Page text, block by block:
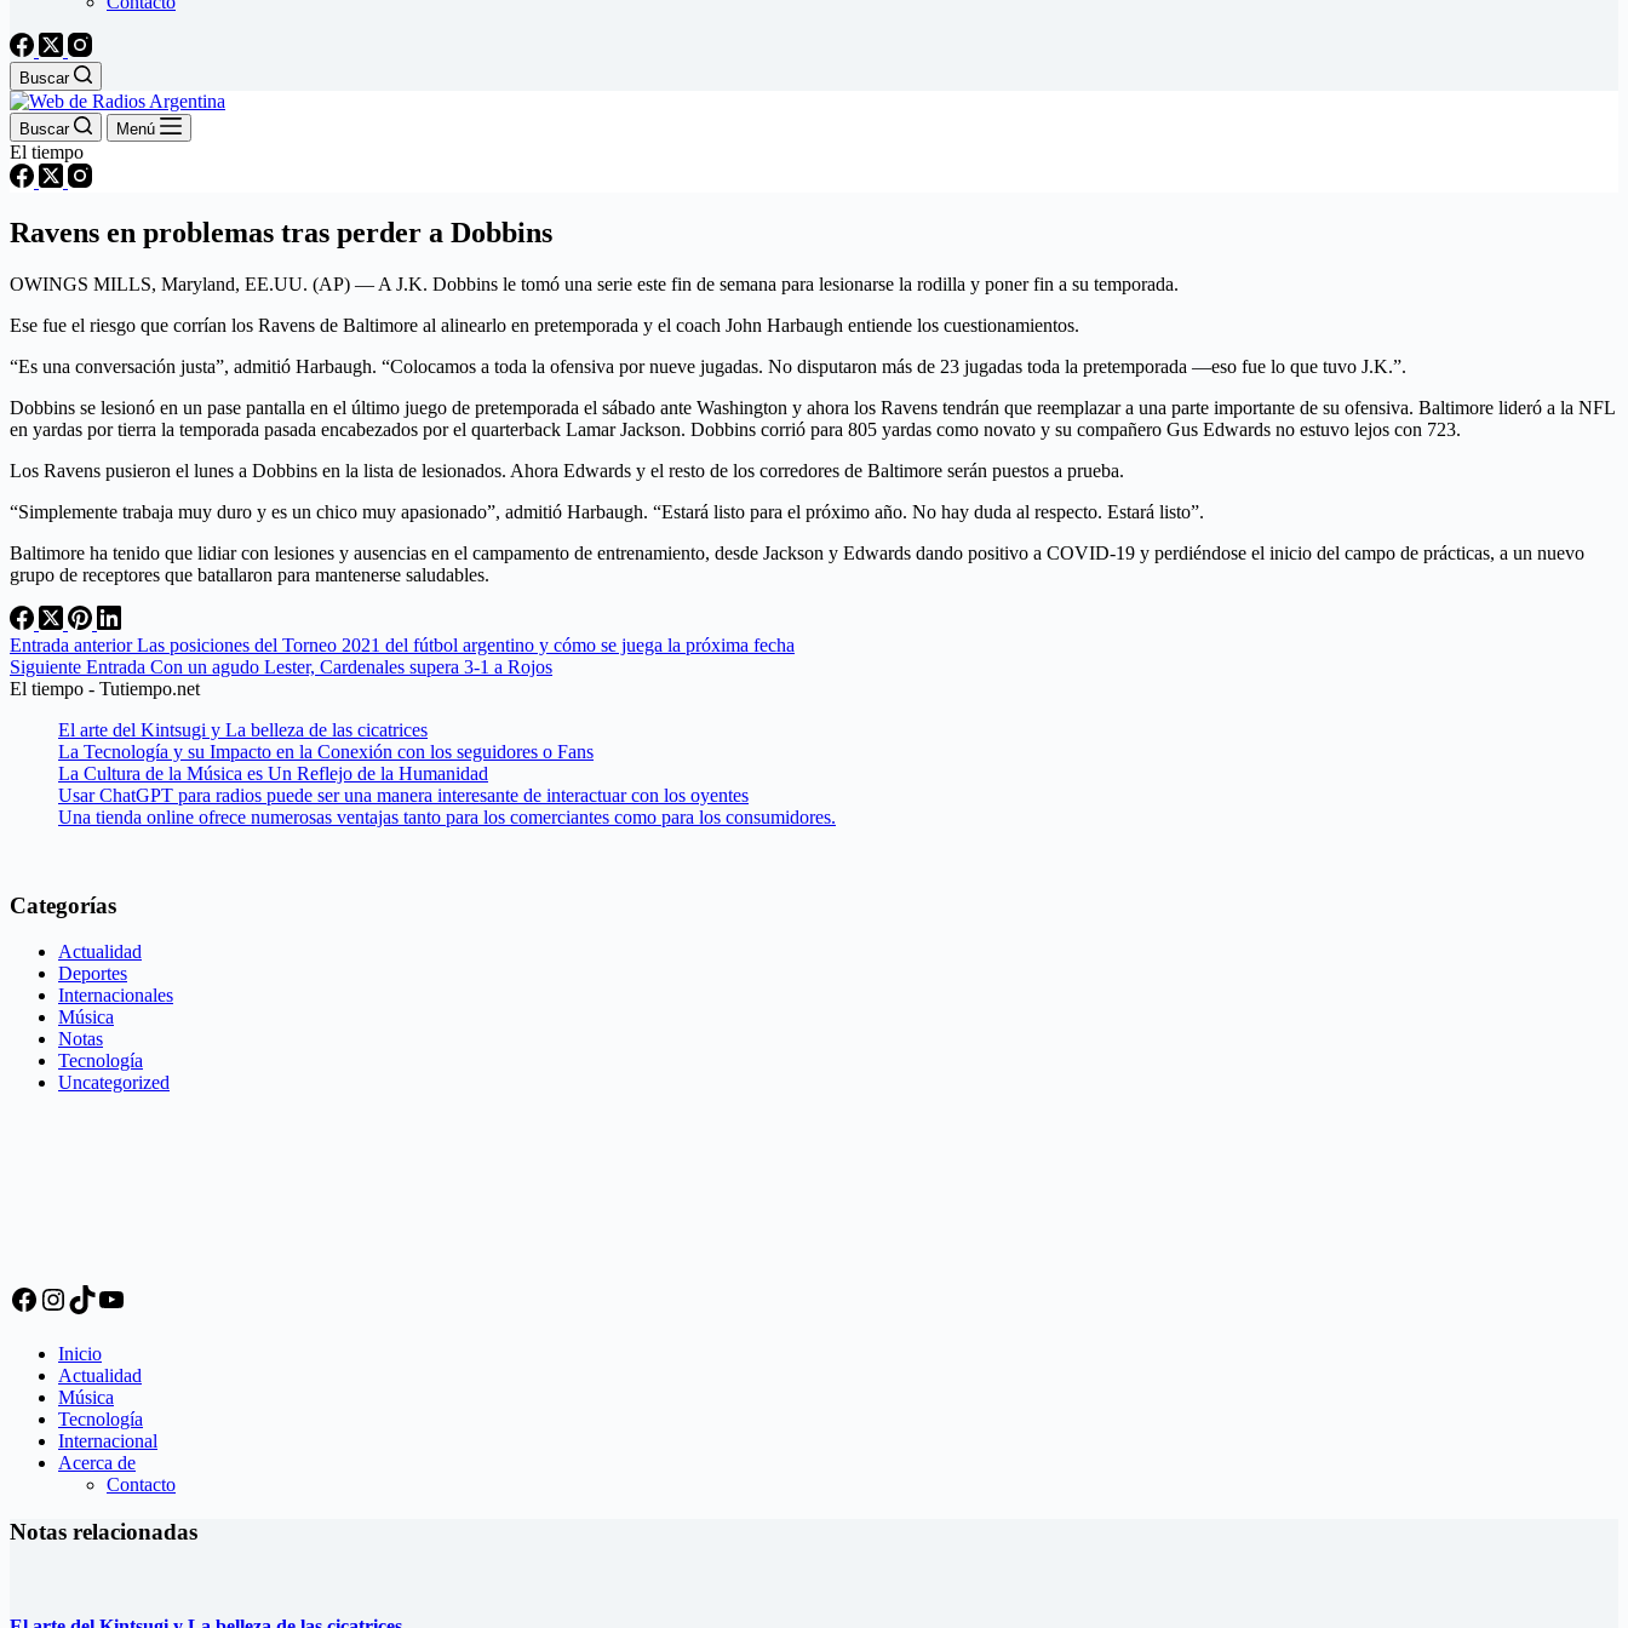
Buscar
Buscar Menú
El tiempo
Ravens en problemas tras perder a Dobbins
OWINGS MILLS, Maryland, EE.UU. (AP) — A J.K. Dobbins le tomó una serie este fin de semana para lesionarse la rodilla y poner fin a su temporada.
Ese fue el riesgo que corrían los Ravens de Baltimore al alinearlo en pretemporada y el coach John Harbaugh entiende los cuestionamientos.
“Es una conversación justa”, admitió Harbaugh. “Colocamos a toda la ofensiva por nueve jugadas. No disputaron más de 23 jugadas toda la pretemporada —eso fue lo que tuvo J.K.”.
Dobbins se lesionó en un pase pantalla en el último juego de pretemporada el sábado ante Washington y ahora los Ravens tendrán que reemplazar a una parte importante de su ofensiva. Baltimore lideró a la NFL
en yardas por tierra la temporada pasada encabezados por el quarterback Lamar Jackson. Dobbins corrió para 805 yardas como novato y su compañero Gus Edwards no estuvo lejos con 723.
Los Ravens pusieron el lunes a Dobbins en la lista de lesionados. Ahora Edwards y el resto de los corredores de Baltimore serán puestos a prueba.
“Simplemente trabaja muy duro y es un chico muy apasionado”, admitió Harbaugh. “Estará listo para el próximo año. No hay duda al respecto. Estará listo”.
Baltimore ha tenido que lidiar con lesiones y ausencias en el campamento de entrenamiento, desde Jackson y Edwards dando positivo a COVID-19 y perdiéndose el inicio del campo de prácticas, a un nuevo
grupo de receptores que batallaron para mantenerse saludables.
Entrada anteriorLas posiciones del Torneo 2021 del fútbol argentino y cómo se juega la próxima fecha
Siguiente Entrada Con un agudo Lester, Cardenales supera 3-1 a Rojos
El tiempo - Tutiempo.net
El arte del Kintsugi y La belleza de las cicatrices
La Tecnología y su Impacto en la Conexión con los seguidores o Fans
La Cultura de la Música es Un Reflejo de la Humanidad
Usar ChatGPT para radios puede ser una manera interesante de interactuar con los oyentes
Una tienda online ofrece numerosas ventajas tanto para los comerciantes como para los consumidores.
Categorías
Actualidad
Deportes
Internacionales
Música
Notas
Tecnología
Uncategorized
Facebook
Instagram
TikTok
YouTube
Inicio
Actualidad
Música
Tecnología
Internacional
Acerca de
Contacto
Notas relacionadas